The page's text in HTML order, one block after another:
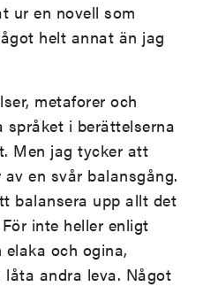
ur en novell som
helt annat än jag
metaforer och
språket i berättelserna
Men jag tycker att
en svår balansgång.
balansera upp allt det
inte heller enligt
och ogina,
andra leva. Något